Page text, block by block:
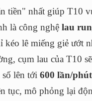
tiền" nhất giúp T10
là công nghệ lau
kéo lê miếng giẻ ướt
cụm lau của T10
lên tới 600 lần/phút
tục, mô phỏng lại